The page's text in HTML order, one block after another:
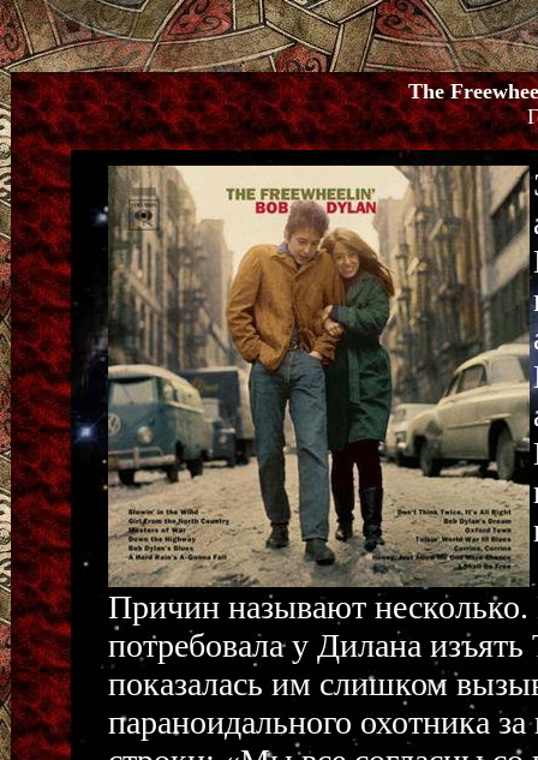
The
Причин называют
потребовала у Дилана
показалась им слишком
параноидального охотника